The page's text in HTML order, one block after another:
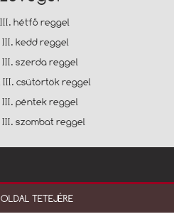
III. hétfő reggel
III. kedd reggel
III. szerda reggel
III. csütörtök reggel
III. péntek reggel
III. szombat reggel
TETEJÉRE